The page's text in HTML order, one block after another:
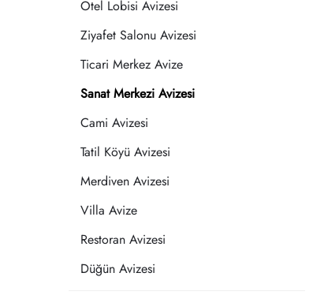
Otel Lobisi Avizesi
Ziyafet Salonu Avizesi
Ticari Merkez Avize
Sanat Merkezi Avizesi
Cami Avizesi
Tatil Köyü Avizesi
Merdiven Avizesi
Villa Avize
Restoran Avizesi
Düğün Avizesi